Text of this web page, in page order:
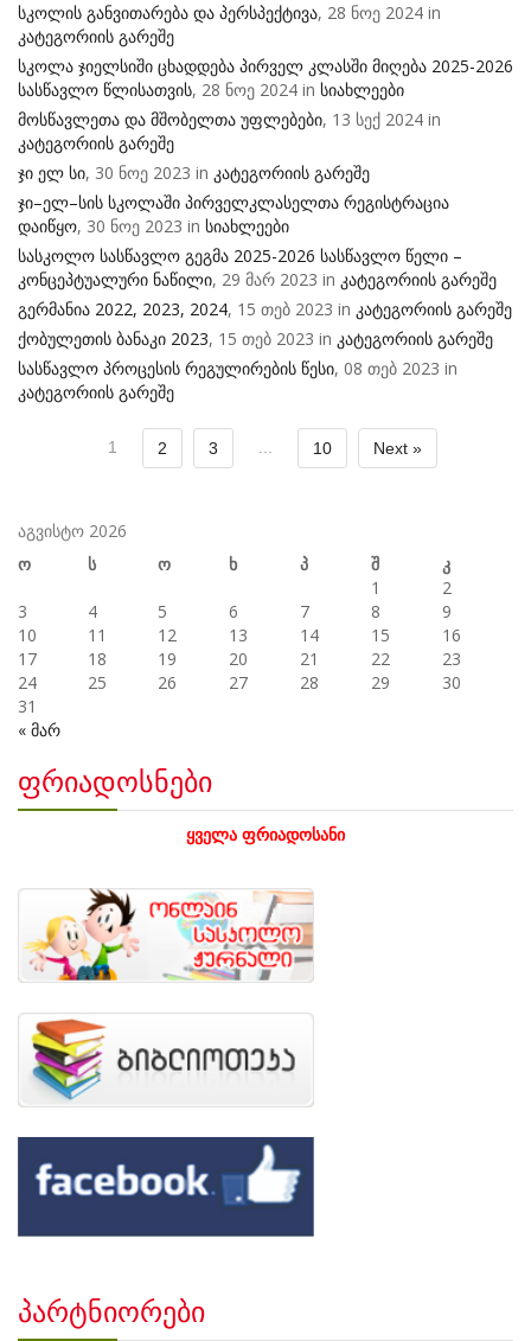
სკოლის განვითარება და პერსპექტივა, 28 ნოე 2024 in
კატეგორიის გარეშე
სკოლა ჯიელსიში ცხადდება პირველ კლასში მიღება 2025-2026
სასწავლო წლისათვის, 28 ნოე 2024 in სიახლეები
მოსწავლეთა და მშობელთა უფლებები, 13 სექ 2024 in
კატეგორიის გარეშე
ჯი ელ სი, 30 ნოე 2023 in კატეგორიის გარეშე
ჯი–ელ–სის სკოლაში პირველკლასელთა რეგისტრაცია
დაიწყო, 30 ნოე 2023 in სიახლეები
სასკოლო სასწავლო გეგმა 2025-2026 სასწავლო წელი –
კონცეპტუალური ნაწილი, 29 მარ 2023 in კატეგორიის გარეშე
გერმანია 2022, 2023, 2024, 15 თებ 2023 in კატეგორიის გარეშე
ქობულეთის ბანაკი 2023, 15 თებ 2023 in კატეგორიის გარეშე
სასწავლო პროცესის რეგულირების წესი, 08 თებ 2023 in
კატეგორიის გარეშე
1 2 3 10 Next »
აგვისტო 2026
ო
ს ო ხ პ შ
კ
1
2
3
4 5 6 7 8
9
10
11 12 13 14 15
16
17
18 19 20 21 22
23
24
25 26 27 28 29
30
31
« მარ
ფრიადოსნები
ყველა ფრიადოსანი
პარტნიორები